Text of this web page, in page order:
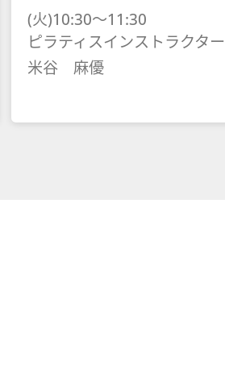
(火)10:30～11:30
ピラティスインストラクター
米谷 麻優